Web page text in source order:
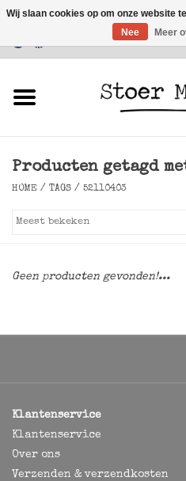
Verlichting
Producten getagd
HOME / TAGS / 52110403
Geen producten gevonden!...
Klantenservice
Klantenservice
Over ons
Verzenden & verzendkosten
Wij slaan cookies op om onze website
Nee
Meer